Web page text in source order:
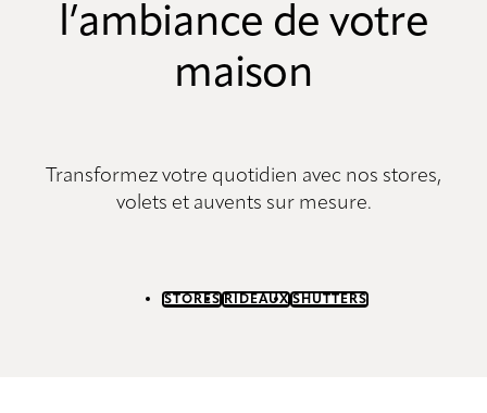
l’ambiance de votre
maison
Transformez votre quotidien avec nos stores,
volets et auvents sur mesure.
STORES RIDEAUX SHUTTERS